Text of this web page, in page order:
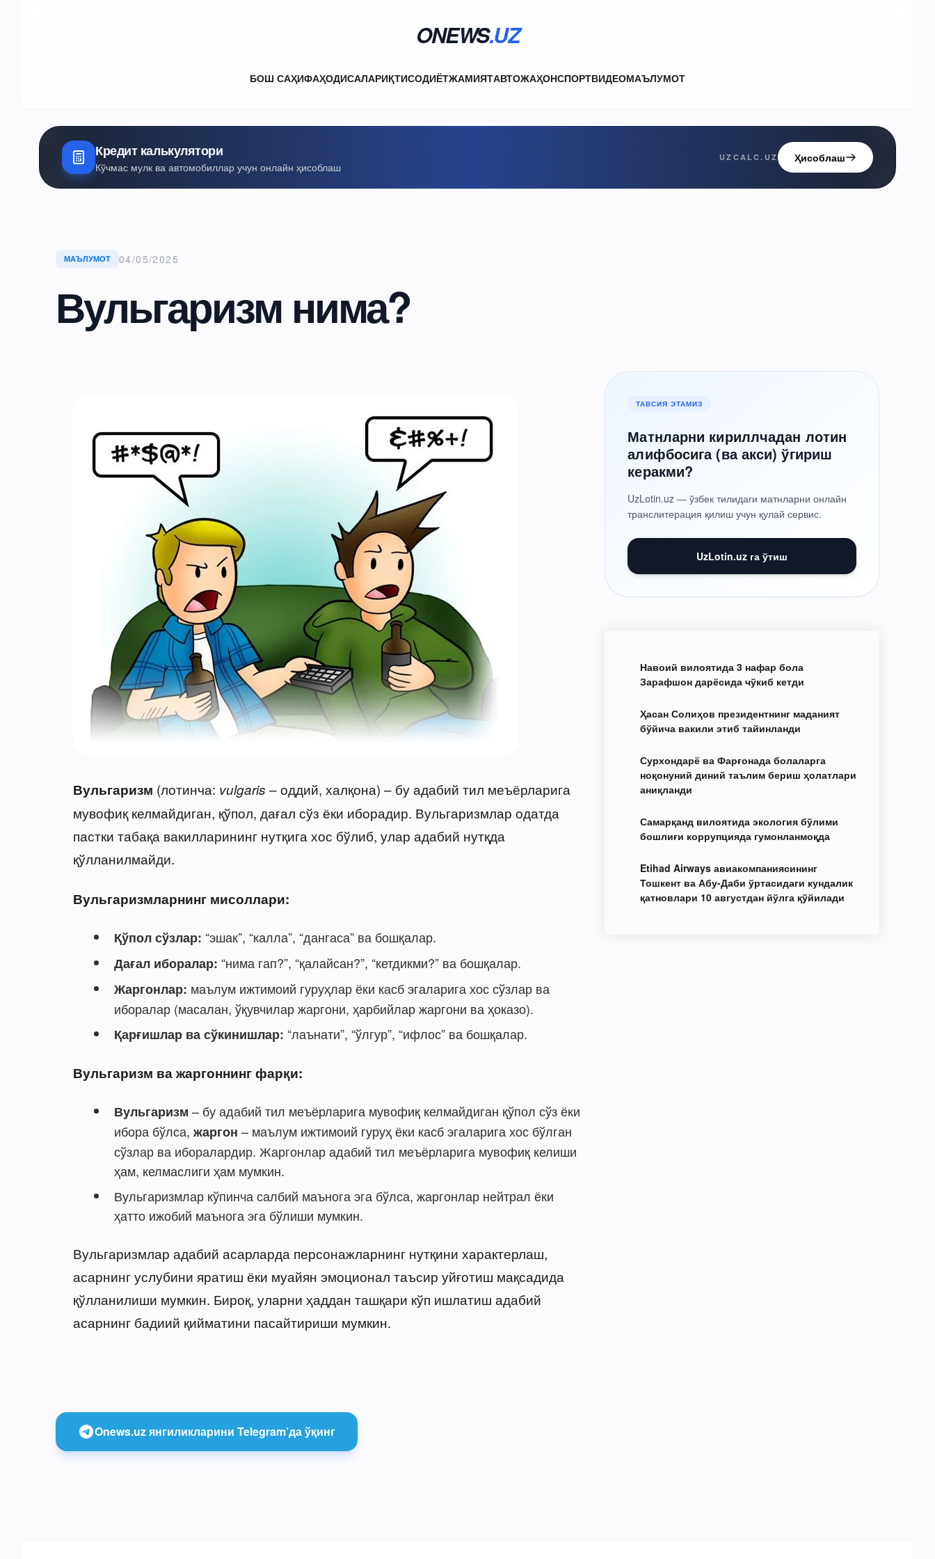
ONEWS.UZ
БОШ САҲИФАҲОДИСАЛАРИҚТИСОДИЁТЖАМИЯТАВТОЖАҲОНСПОРТВИДЕОМАЪЛУМОТ
Кредит калькулятори
Кўчмас мулк ва автомобиллар учун онлайн ҳисоблаш
UZCALC.UZ Ҳисоблаш
МАЪЛУМОТ 04/05/2025
Вульгаризм нима?
Вульгаризм (лотинча: vulgaris – оддий, халқона) – бу адабий тил меъёрларига
мувофиқ келмайдиган, қўпол, дағал сўз ёки иборадир. Вульгаризмлар одатда
пастки табақа вакилларининг нутқига хос бўлиб, улар адабий нутқда
қўлланилмайди.
Вульгаризмларнинг мисоллари:
Қўпол сўзлар: “эшак”, “калла”, “дангаса” ва бошқалар.
Дағал иборалар: “нима гап?”, “қалайсан?”, “кетдикми?” ва бошқалар.
Жаргонлар: маълум ижтимоий гуруҳлар ёки касб эгаларига хос сўзлар ва
иборалар (масалан, ўқувчилар жаргони, ҳарбийлар жаргони ва ҳоказо).
Қарғишлар ва сўкинишлар: “лаънати”, “ўлгур”, “ифлос” ва бошқалар.
Вульгаризм ва жаргоннинг фарқи:
Вульгаризм – бу адабий тил меъёрларига мувофиқ келмайдиган қўпол сўз ёки
ибора бўлса, жаргон – маълум ижтимоий гуруҳ ёки касб эгаларига хос бўлган
сўзлар ва иборалардир. Жаргонлар адабий тил меъёрларига мувофиқ келиши
ҳам, келмаслиги ҳам мумкин.
Вульгаризмлар кўпинча салбий маънога эга бўлса, жаргонлар нейтрал ёки
ҳатто ижобий маънога эга бўлиши мумкин.
Вульгаризмлар адабий асарларда персонажларнинг нутқини характерлаш,
асарнинг услубини яратиш ёки муайян эмоционал таъсир уйғотиш мақсадида
қўлланилиши мумкин. Бироқ, уларни ҳаддан ташқари кўп ишлатиш адабий
асарнинг бадиий қийматини пасайтириши мумкин.
Onews.uz янгиликларини Telegram’да ўқинг
ТАВСИЯ ЭТАМИЗ
Матнларни кириллчадан лотин
алифбосига (ва акси) ўгириш
керакми?
UzLotin.uz — ўзбек тилидаги матнларни онлайн
транслитерация қилиш учун қулай сервис.
UzLotin.uz га ўтиш
Навоий вилоятида 3 нафар бола
Зарафшон дарёсида чўкиб кетди
Ҳасан Солиҳов президентнинг маданият
бўйича вакили этиб тайинланди
Сурхондарё ва Фарғонада болаларга
ноқонуний диний таълим бериш ҳолатлари
аниқланди
Самарқанд вилоятида экология бўлими
бошлиғи коррупцияда гумонланмоқда
Etihad Airways авиакомпаниясининг
Тошкент ва Абу-Даби ўртасидаги кундалик
қатновлари 10 августдан йўлга қўйилади